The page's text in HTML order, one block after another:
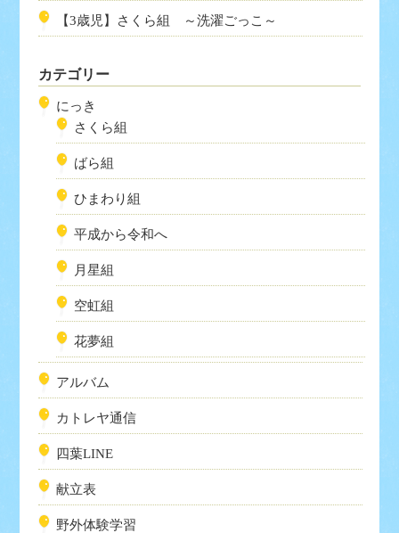
【3歳児】さくら組 ～洗濯ごっこ～
カテゴリー
にっき
さくら組
ばら組
ひまわり組
平成から令和へ
月星組
空虹組
花夢組
アルバム
カトレヤ通信
四葉LINE
献立表
野外体験学習